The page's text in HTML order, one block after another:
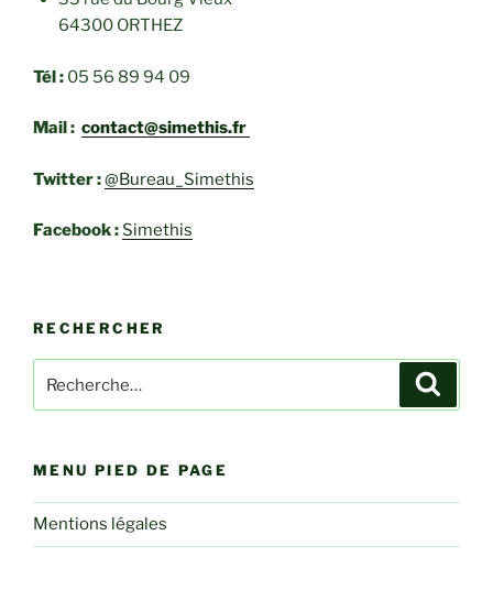
64300 ORTHEZ
Tél : 05 56 89 94 09
Mail : contact@simethis.fr
Twitter :@Bureau_Simethis
Facebook : Simethis
RECHERCHER
pour
MENU PIED DE PAGE
Mentions légales